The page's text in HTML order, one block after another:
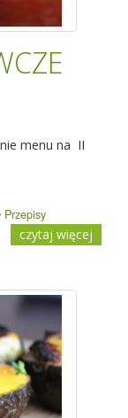
menu na II
Przepisy
czytaj więcej